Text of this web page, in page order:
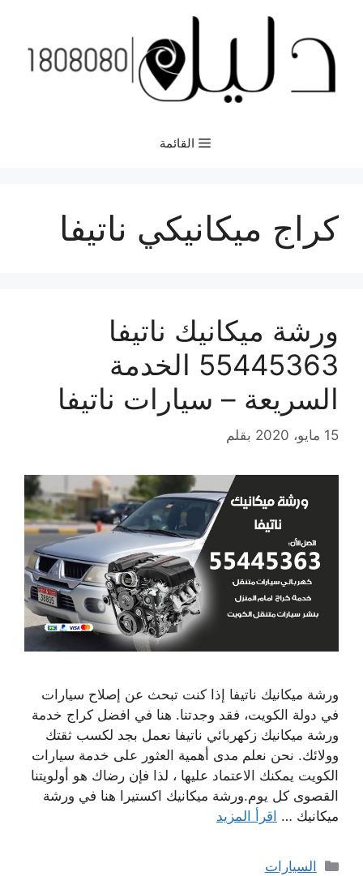
المحتوى
القائمة
كراج ميكانيكي ناتيفا
ورشة ميكانيك ناتيفا
55445363 الخدمة
السريعة – سيارات ناتيفا
15 مايو، 2020 بقلم
ورشة ميكانيك ناتيفا إذا كنت تبحث عن إصلاح سيارات
في دولة الكويت، فقد وجدتنا. هنا في افضل كراج خدمة
ورشة ميكانيك زكهربائي ناتيفا نعمل بجد لكسب ثقتك
وولائك. نحن نعلم مدى أهمية العثور على خدمة سيارات
الكويت يمكنك الاعتماد عليها ، لذا فإن رضاك ​​هو أولويتنا
القصوى كل يوم.ورشة ميكانيك اكستيرا هنا في ورشة
ميكانيك … اقرأ المزيد
التصنيفات
السيارات